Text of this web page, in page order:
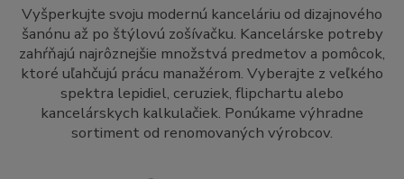
Vyšperkujte svoju modernú kanceláriu od dizajnového
šanónu až po štýlovú zošívačku. Kancelárske potreby
zahŕňajú najrôznejšie množstvá predmetov a pomôcok,
ktoré uľahčujú prácu manažérom. Vyberajte z veľkého
spektra lepidiel, ceruziek, flipchartu alebo
kancelárskych kalkulačiek. Ponúkame výhradne
sortiment od renomovaných výrobcov.